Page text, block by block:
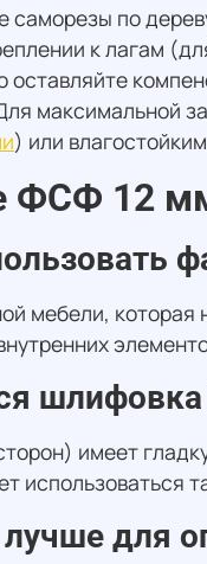
саморезы по
к лагам
оставляйте
максимальной
) или
ФСФ 12
мебели,
имеет
использоваться
для